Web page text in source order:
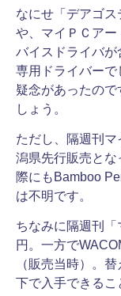
なにせ「デアゴ
や、マイＰＣア
バイスドライバ
専用ドライバーで
疑念があったの
しょう。
ただし、隔週刊
潟県先行販売とな
際にもBamboo
は不明です。
ちなみに隔週刊
円。一方で
（販売当時）。
下で入手できるこ